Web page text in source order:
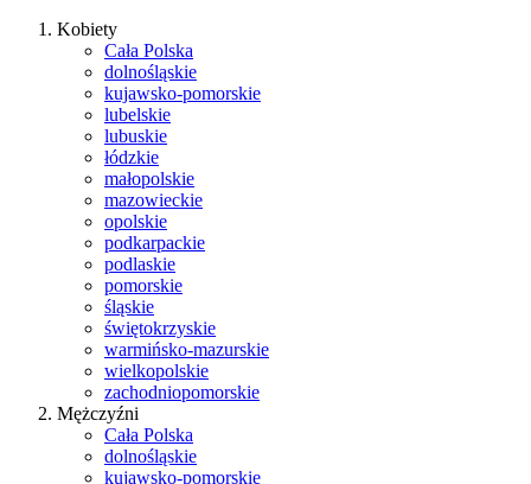
Kobiety
Cała Polska
dolnośląskie
kujawsko-pomorskie
lubelskie
lubuskie
łódzkie
małopolskie
mazowieckie
opolskie
podkarpackie
podlaskie
pomorskie
śląskie
świętokrzyskie
warmińsko-mazurskie
wielkopolskie
zachodniopomorskie
Mężczyźni
Cała Polska
dolnośląskie
kujawsko-pomorskie